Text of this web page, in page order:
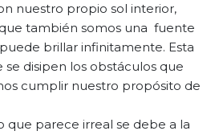
nuestro propio sol interior,
también somos una fuente
brillar infinitamente. Esta
disipen los obstáculos que
cumplir nuestro propósito de
que parece irreal se debe a la